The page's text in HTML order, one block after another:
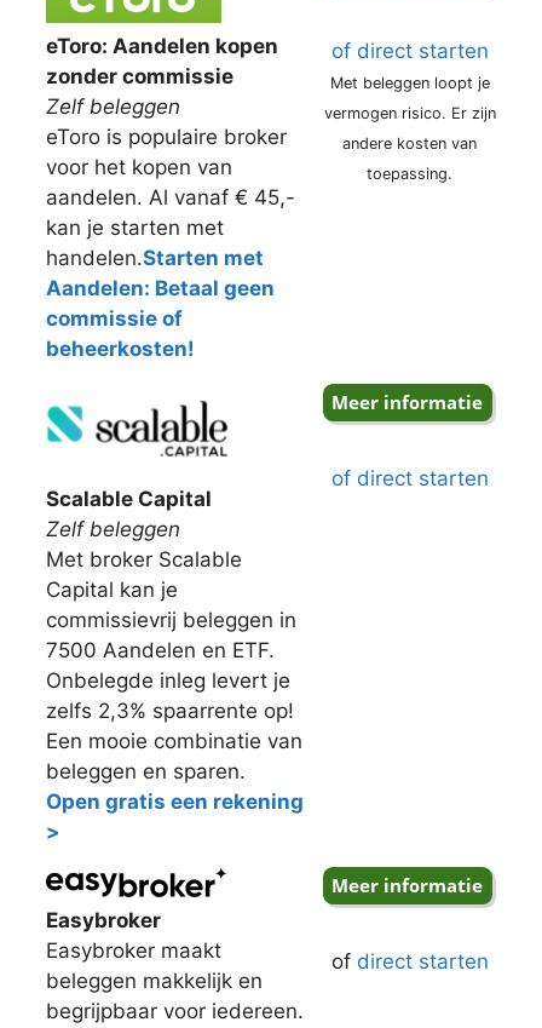
eToro: Aandelen kopen
zonder commissie
Zelf beleggen
eToro is populaire broker
voor het kopen van
aandelen. Al vanaf € 45,-
kan je starten met
handelen.Starten met
Aandelen: Betaal geen
commissie of
beheerkosten!
of direct starten
Met beleggen loopt je
vermogen risico. Er zijn
andere kosten van
toepassing.
Scalable Capital
Zelf beleggen
Met broker Scalable
Capital kan je
commissievrij beleggen in
7500 Aandelen en ETF.
Onbelegde inleg levert je
zelfs 2,3% spaarrente op!
Een mooie combinatie van
beleggen en sparen.
Open gratis een rekening
>
of direct starten
Easybroker
Easybroker maakt
beleggen makkelijk en
begrijpbaar voor iedereen.
of direct starten